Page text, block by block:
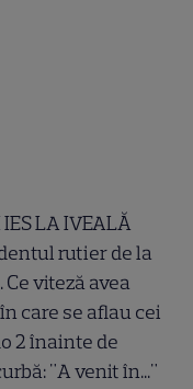
IES LA IVEALĂ
rutier de la
viteză avea
care se aflau cei
2 înainte de
"A venit în..."